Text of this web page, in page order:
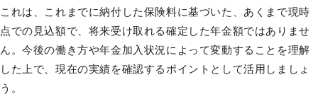
これは、これまでに納付した保険料に基づいた、あくまで現時
点での見込額で、将来受け取れる確定した年金額ではありませ
ん。今後の働き方や年金加入状況によって変動することを理解
した上で、現在の実績を確認するポイントとして活用しましょ
う。